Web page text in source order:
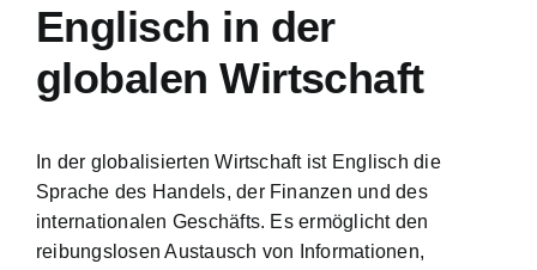
Englisch in der
globalen Wirtschaft
In der globalisierten Wirtschaft ist Englisch die
Sprache des Handels, der Finanzen und des
internationalen Geschäfts. Es ermöglicht den
reibungslosen Austausch von Informationen,